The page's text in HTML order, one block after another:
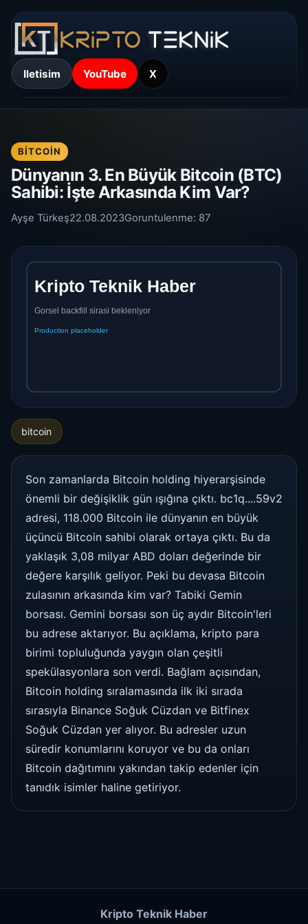
Iletisim YouTube X
BITCOIN
Dünyanın 3. En Büyük Bitcoin (BTC)
Sahibi: İşte Arkasında Kim Var?
Ayşe Türkeş22.08.2023Goruntulenme: 87
bitcoin
Son zamanlarda Bitcoin holding hiyerarşisinde
önemli bir değişiklik gün ışığına çıktı. bc1q....59v2
adresi, 118.000 Bitcoin ile dünyanın en büyük
üçüncü Bitcoin sahibi olarak ortaya çıktı. Bu da
yaklaşık 3,08 milyar ABD doları değerinde bir
değere karşılık geliyor. Peki bu devasa Bitcoin
zulasının arkasında kim var? Tabiki Gemin
borsası. Gemini borsası son üç aydır Bitcoin'leri
bu adrese aktarıyor. Bu açıklama, kripto para
birimi topluluğunda yaygın olan çeşitli
spekülasyonlara son verdi. Bağlam açısından,
Bitcoin holding sıralamasında ilk iki sırada
sırasıyla Binance Soğuk Cüzdan ve Bitfinex
Soğuk Cüzdan yer alıyor. Bu adresler uzun
süredir konumlarını koruyor ve bu da onları
Bitcoin dağıtımını yakından takip edenler için
tanıdık isimler haline getiriyor.
Kripto Teknik Haber